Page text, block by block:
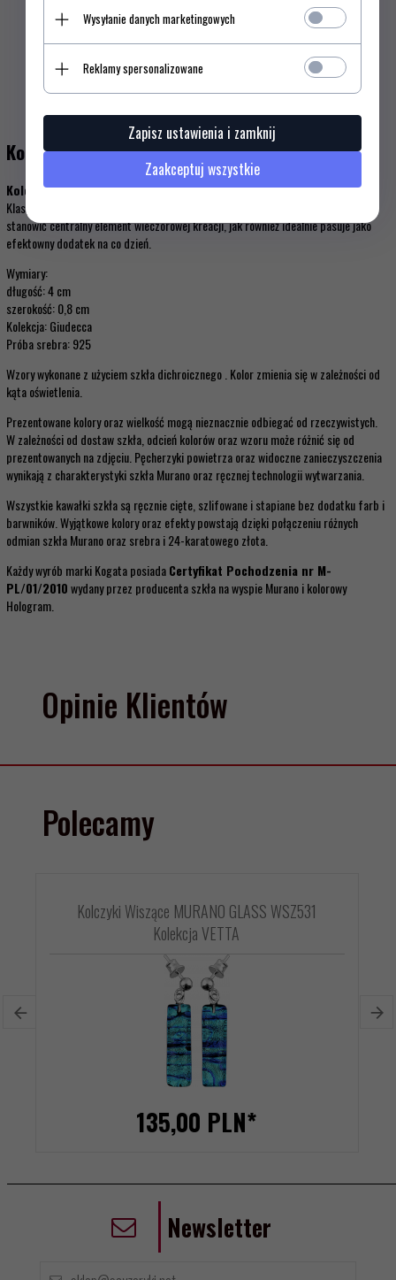
Opis produktu
Kolczyki Wiszące MURANO GLASS WSZ10-10
Kolczykiwykonane ręcznie z oryginalnego szkła weneckiego Murano Glass.
Klasyczna, pięknie mieniąca się w świetle o oryginalnej barwie biżuteria może
stanowić centralny element wieczorowej kreacji, jak również idealnie pasuje jako
efektowny dodatek na co dzień.
Wymiary:
długość: 4 cm
szerokość: 0,8 cm
Kolekcja: Giudecca
Próba srebra: 925
Wzory wykonane z użyciem szkła dichroicznego . Kolor zmienia się w zależności od
kąta oświetlenia.
Prezentowane kolory oraz wielkość mogą nieznacznie odbiegać od rzeczywistych.
W zależności od dostaw szkła, odcień kolorów oraz wzoru może różnić się od
prezentowanych na zdjęciu. Pęcherzyki powietrza oraz widoczne zanieczyszczenia
wynikają z charakterystyki szkła Murano oraz ręcznej technologii wytwarzania.
Wszystkie kawałki szkła są ręcznie cięte, szlifowane i stapiane bez dodatku farb i
barwników. Wyjątkowe kolory oraz efekty powstają dzięki połączeniu różnych
odmian szkła Murano oraz srebra i 24-karatowego złota.
Każdy wyrób marki Kogata posiadaCertyfikat Pochodzenia nr M-
PL/01/2010wydany przez producenta szkła na wyspie Murano i kolorowy
Hologram.
Opinie Klientów
Polecamy
Kolczyki Wiszące MURANO GLASS WSZ531
Kolekcja VETTA
135,00 PLN*
Newsletter
Wysyłanie danych marketingowych
Reklamy spersonalizowane
Zapisz ustawienia i zamknij
Zaakceptuj wszystkie